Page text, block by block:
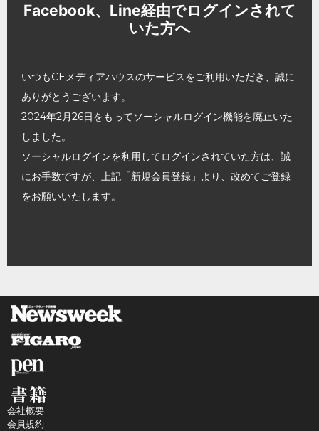
Facebook、Line経由でログインされて
いた方へ
いつもCEメディアハウスのサービスをご利用いただき、誠に
ありがとうございます。
2024年2月26日をもってソーシャルログイン機能を廃止いた
しました。
ソーシャルログインを利用してログインされていた方は、誠
にお手数ですが、上記「新規会員登録」より、改めてご登録
をお願いいたします。
会社概要
会員規約